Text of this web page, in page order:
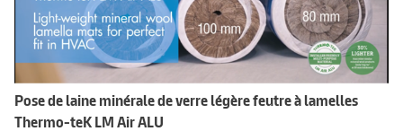
Pose de laine minérale de verre légère feutre à lamelles
Thermo-teK LM Air ALU